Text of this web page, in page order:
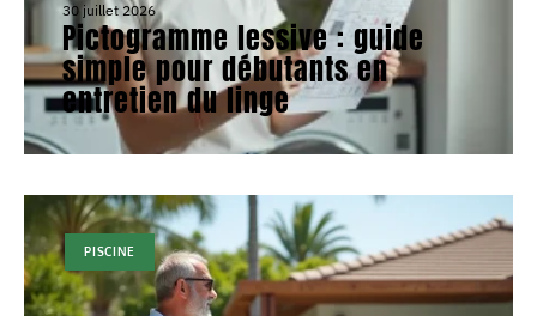
30 juillet 2026
Pictogramme lessive : guide
simple pour débutants en
entretien du linge
PISCINE